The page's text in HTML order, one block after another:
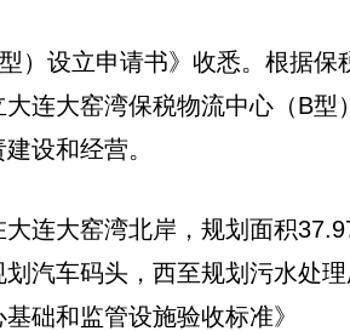
）设立申请书》收悉。根据保
连大窑湾保税物流中心（B型
建设和经营。
连大窑湾北岸，规划面积
汽车码头，西至规划污水处
础和监管设施验收标准》